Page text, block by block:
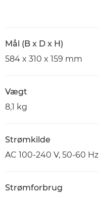
Mål (B x D x H)
584 x 310 x 159 mm
Vægt
8,1 kg
Strømkilde
AC 100-240 V, 50-60 Hz
Strømforbrug